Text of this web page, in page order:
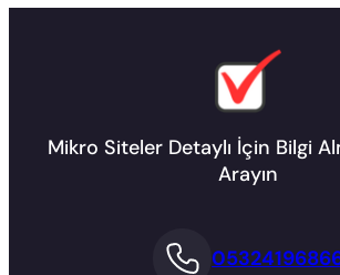
Mikro Siteler Detaylı İçin Bilgi
Arayın